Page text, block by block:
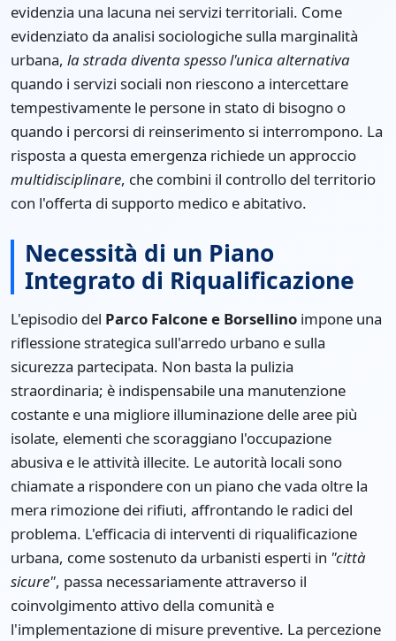
evidenzia una lacuna nei servizi territoriali. Come
evidenziato da analisi sociologiche sulla marginalità
urbana, la strada diventa spesso l'unica alternativa
quando i servizi sociali non riescono a intercettare
tempestivamente le persone in stato di bisogno o
quando i percorsi di reinserimento si interrompono. La
risposta a questa emergenza richiede un approccio
multidisciplinare, che combini il controllo del territorio
con l'offerta di supporto medico e abitativo.
Necessità di un Piano
Integrato di Riqualificazione
L'episodio del Parco Falcone e Borsellino impone una
riflessione strategica sull'arredo urbano e sulla
sicurezza partecipata. Non basta la pulizia
straordinaria; è indispensabile una manutenzione
costante e una migliore illuminazione delle aree più
isolate, elementi che scoraggiano l'occupazione
abusiva e le attività illecite. Le autorità locali sono
chiamate a rispondere con un piano che vada oltre la
mera rimozione dei rifiuti, affrontando le radici del
problema. L'efficacia di interventi di riqualificazione
urbana, come sostenuto da urbanisti esperti in "città
sicure", passa necessariamente attraverso il
coinvolgimento attivo della comunità e
l'implementazione di misure preventive. La percezione